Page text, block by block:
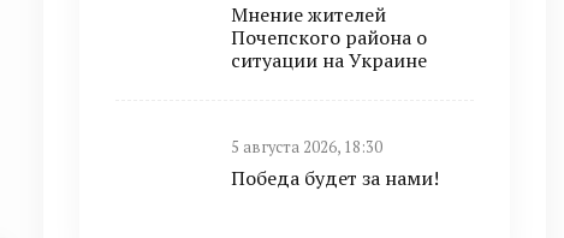
Мнение жителей
Почепского района о
ситуации на Украине
5 августа 2026, 18:30
Победа будет за нами!